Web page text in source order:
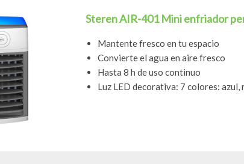
Steren AIR-401 Mini enfriador
Mantente fresco en tu espacio
Convierte el agua en aire fresco
Hasta 8 h de uso continuo
Luz LED decorativa: 7 colores: